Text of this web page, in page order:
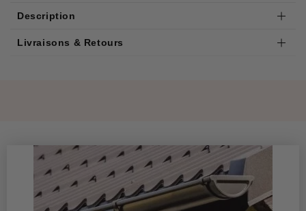
Description
Livraisons & Retours